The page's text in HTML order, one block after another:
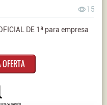
15
DE 1ª para empresa
OFERTA